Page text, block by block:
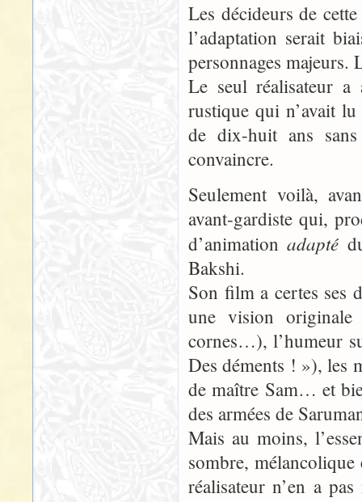
Les décideurs de
l’adaptation serait
personnages majeurs.
Le seul réalisateur
rustique qui n’avait
de dix-huit ans
convaincre.
Seulement voilà,
avant-gardiste qui,
d’animationadapté
Bakshi.
Son film a certes ses
une vision
cornes…), l’humeur
Des déments ! »), les
de maître Sam… et
des armées de
Mais au moins,
sombre,
réalisateur n’en a